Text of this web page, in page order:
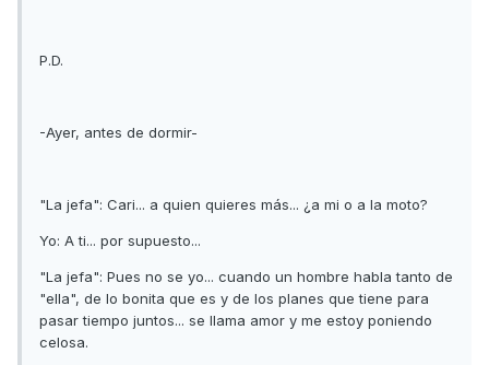
P.D.
-Ayer, antes de dormir-
"La jefa": Cari... a quien quieres más... ¿a mi o a la moto?
Yo: A ti... por supuesto...
"La jefa": Pues no se yo... cuando un hombre habla tanto de
"ella", de lo bonita que es y de los planes que tiene para
pasar tiempo juntos... se llama amor y me estoy poniendo
celosa.